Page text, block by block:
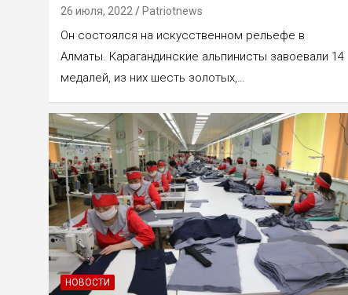
26 июля, 2022 Patriotnews
Он состоялся на искусственном рельефе в
Алматы. Карагандинские альпинисты завоевали 14
медалей, из них шесть золотых,…
НОВОСТИ